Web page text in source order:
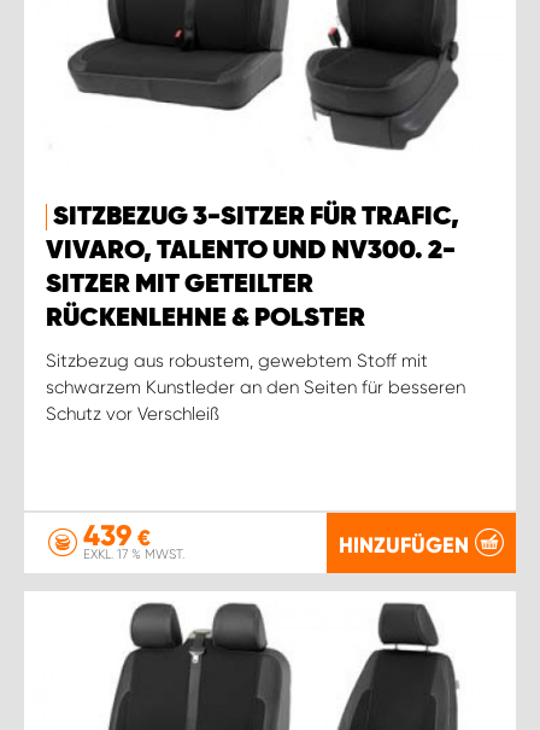
SITZBEZUG 3-SITZER FÜR TRAFIC,
VIVARO, TALENTO UND NV300. 2-
SITZER MIT GETEILTER
RÜCKENLEHNE & POLSTER
Sitzbezug aus robustem, gewebtem Stoff mit
schwarzem Kunstleder an den Seiten für besseren
Schutz vor Verschleiß
439 €
EXKL. 17 % MWST. HINZUFÜGEN